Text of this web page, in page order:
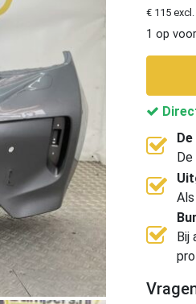
€ 115
1 op
Bij